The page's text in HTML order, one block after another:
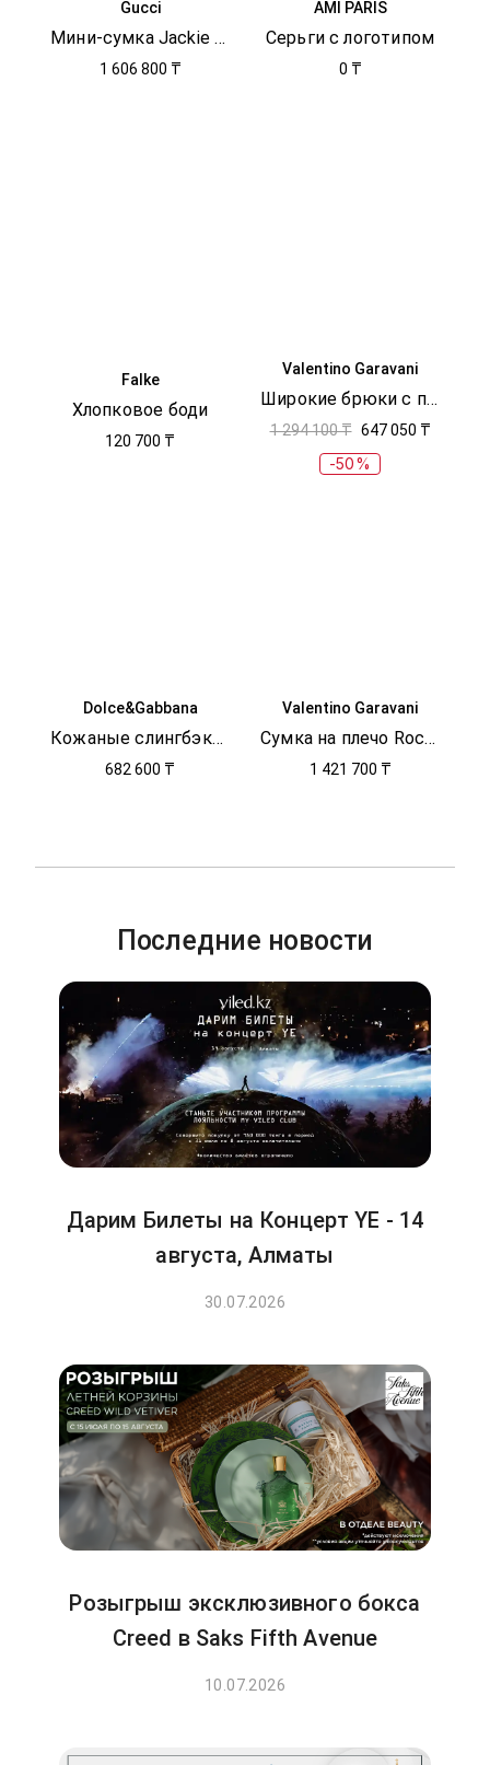
Gucci
Мини-сумка Jackie Notte
1 606 800 ₸
AMI PARIS
Серьги с логотипом
0 ₸
Falke
Хлопковое боди
120 700 ₸
Valentino Garavani
Широкие брюки с принтом
1 294 100 ₸ 647 050 ₸
-50%
Dolce&Gabbana
Кожаные слингбэки Devotion
682 600 ₸
Valentino Garavani
Сумка на плечо Rockstud
1 421 700 ₸
Последние новости
Дарим Билеты на Концерт YE - 14
августа, Алматы
30.07.2026
Розыгрыш эксклюзивного бокса
Creed в Saks Fifth Avenue
10.07.2026